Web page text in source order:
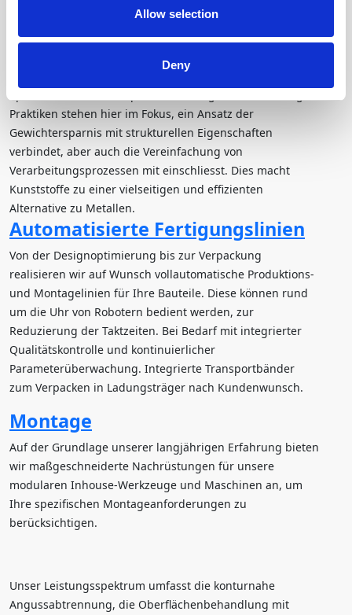
Allow selection
Deny
JSP-HAPP ist auf die Substitution von Metallen durch
Kunststoffe spezialisiert. Wir bieten Bauteillösungen an,
die mit weniger Komponenten auskommen und
Praktiken stehen hier im Fokus, ein Ansatz der
Gewichtersparnis mit strukturellen Eigenschaften
verbindet, aber auch die Vereinfachung von
Verarbeitungsprozessen mit einschliesst. Dies macht
Kunststoffe zu einer vielseitigen und effizienten
Alternative zu Metallen.
Automatisierte Fertigungslinien
Von der Designoptimierung bis zur Verpackung
realisieren wir auf Wunsch vollautomatische Produktions-
und Montagelinien für Ihre Bauteile. Diese können rund
um die Uhr von Robotern bedient werden, zur
Reduzierung der Taktzeiten. Bei Bedarf mit integrierter
Qualitätskontrolle und kontinuierlicher
Parameterüberwachung. Integrierte Transportbänder
zum Verpacken in Ladungsträger nach Kundenwunsch.
Montage
Auf der Grundlage unserer langjährigen Erfahrung bieten
wir maßgeschneiderte Nachrüstungen für unsere
modularen Inhouse-Werkzeuge und Maschinen an, um
Ihre spezifischen Montageanforderungen zu
berücksichtigen.
Unser Leistungsspektrum umfasst die konturnahe
Angussabtrennung, die Oberflächenbehandlung mit